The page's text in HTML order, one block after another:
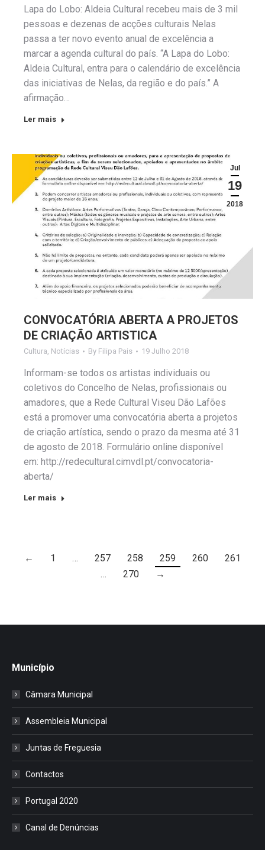
Lapa do Lobo: Aldeia Cultural recebeu mais de 3 mil
pessoas e dezenas de acções culturais Nelas
passa a ter novo evento anual de excelência a
marcar a agenda cultural do país. “A Lapa do Lobo:
Aldeia Cultural, entra para o calendário de excelência
das iniciativas de Nelas, da região e do país.” A
afirmação…
Ler mais
Jul
19
2018
CONVOCATÓRIA ABERTA A PROJETOS
DE CRIAÇÃO ARTISTICA
Cultura Notícias By Filipa Pais 19 Julho 2018
Informam-se todos os artistas individuais ou
coletivos do Concelho de Nelas, profissionais ou
amadores, que a Rede Cultural Viseu Dão Lafões
está a promover uma convocatória aberta a projetos
de criação artística, sendo o prazo da mesma até 31
de agosto de 2018. Formulário online disponível
em: http://redecultural.cimvdl.pt/convocatoria-
aberta/
Ler mais
← 1 … 257 258 259 260
261
…
270 →
Município
Câmara Municipal
Assembleia Municipal
Juntas de Freguesia
Contactos
Portugal 2020
Canal de Denúncias